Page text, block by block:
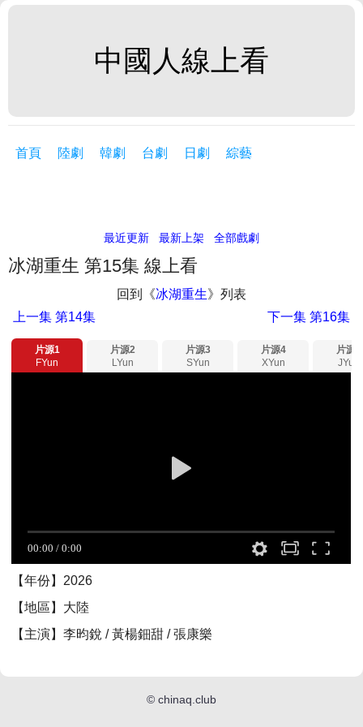
中國人線上看
首頁 陸劇 韓劇 台劇 日劇 綜藝
最近更新 最新上架 全部戲劇
冰湖重生 第15集 線上看
回到《冰湖重生》列表
上一集 第14集 下一集第16集
片源1
FYun
片源2
LYun
片源3
SYun
片源4
XYun
片源5
JYun
【年份】2026
【地區】大陸
【主演】李昀銳 / 黃楊鈿甜 / 張康樂
© chinaq.club